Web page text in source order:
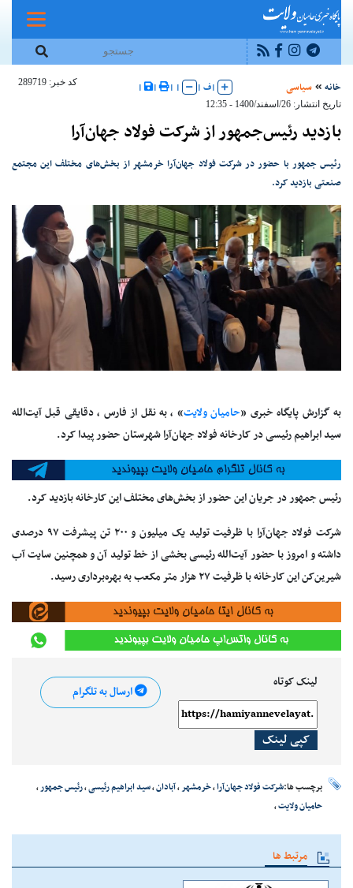
خانه سیاسی |ف |
|
|
|
|
کد خبر: 289719
تاریخ انتشار: 26/اسفند/1400 - 12:35
بازدید رئیس‌جمهور از شرکت فولاد جهان‌آرا
رئیس جمهور با حضور در شرکت فولاد جهان‌آرا خرمشهر از بخش‌های مختلف این مجتمع
صنعتی بازدید کرد.
به گزارش پایگاه خبری «حامیان ولایت» ، به نقل از فارس ، دقایقی قبل آیت‌الله
سید ابراهیم رئیسی در کارخانه فولاد جهان‌آرا شهرستان حضور پیدا کرد.
رئیس جمهور در جریان این حضور از بخش‌های مختلف این کارخانه بازدید کرد.
شرکت فولاد جهان‌آرا با ظرفیت تولید یک میلیون و ۲۰۰ تن پیشرفت ۹۷ درصدی
داشته و امروز با حضور آیت‌الله رئیسی بخشی از خط تولید آن و همچنین سایت آب
شیرین‌کن این کارخانه با ظرفیت ۲۷ هزار متر مکعب به بهره‌برداری رسید.
لینک کوتاه
کپی لینک
ارسال به تلگرام
برچسب ها:شرکت فولاد جهان‌آرا،خرمشهر،آبادان،سید ابراهیم رئیسی،رئیس جمهور،
حامیان ولایت،
مرتبط ها